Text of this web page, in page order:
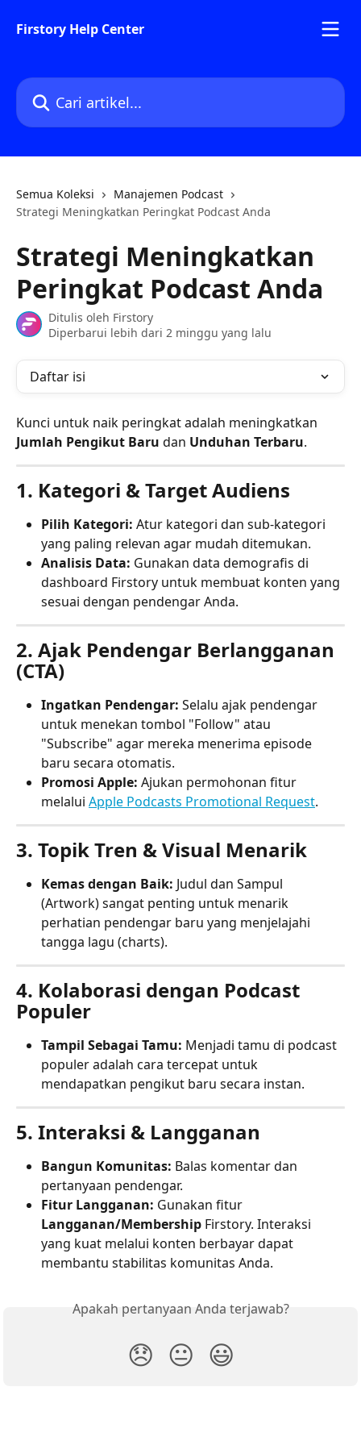
Firstory Help Center
Cari artikel...
Semua Koleksi
Manajemen Podcast
Strategi Meningkatkan Peringkat Podcast Anda
Strategi Meningkatkan
Peringkat Podcast Anda
Ditulis oleh Firstory
Diperbarui lebih dari 2 minggu yang lalu
Daftar isi
Kunci untuk naik peringkat adalah meningkatkan
Jumlah Pengikut Baru dan Unduhan Terbaru.
1. Kategori & Target Audiens
Pilih Kategori: Atur kategori dan sub-kategori
yang paling relevan agar mudah ditemukan.
Analisis Data: Gunakan data demografis di
dashboard Firstory untuk membuat konten yang
sesuai dengan pendengar Anda.
2. Ajak Pendengar Berlangganan
(CTA)
Ingatkan Pendengar: Selalu ajak pendengar
untuk menekan tombol "Follow" atau
"Subscribe" agar mereka menerima episode
baru secara otomatis.
Promosi Apple: Ajukan permohonan fitur
melalui Apple Podcasts Promotional Request.
3. Topik Tren & Visual Menarik
Kemas dengan Baik: Judul dan Sampul
(Artwork) sangat penting untuk menarik
perhatian pendengar baru yang menjelajahi
tangga lagu (charts).
4. Kolaborasi dengan Podcast
Populer
Tampil Sebagai Tamu: Menjadi tamu di podcast
populer adalah cara tercepat untuk
mendapatkan pengikut baru secara instan.
5. Interaksi & Langganan
Bangun Komunitas: Balas komentar dan
pertanyaan pendengar.
Fitur Langganan: Gunakan fitur
Langganan/Membership Firstory. Interaksi
yang kuat melalui konten berbayar dapat
membantu stabilitas komunitas Anda.
Apakah pertanyaan Anda terjawab?
😞 😐 😃